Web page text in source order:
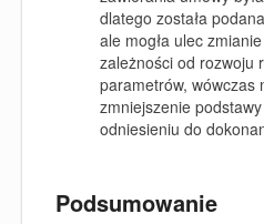
dlatego została
ale mogła ulec
zależności od rozwoju
parametrów, wówczas
zmniejszenie
odniesieniu do
Podsumowanie